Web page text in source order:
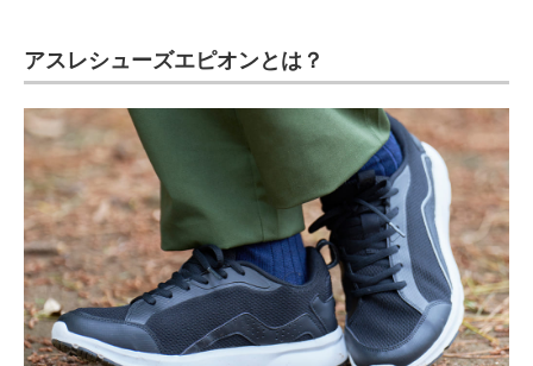
ちょっと気になるネットの話題
アスレシューズエピオンとは？